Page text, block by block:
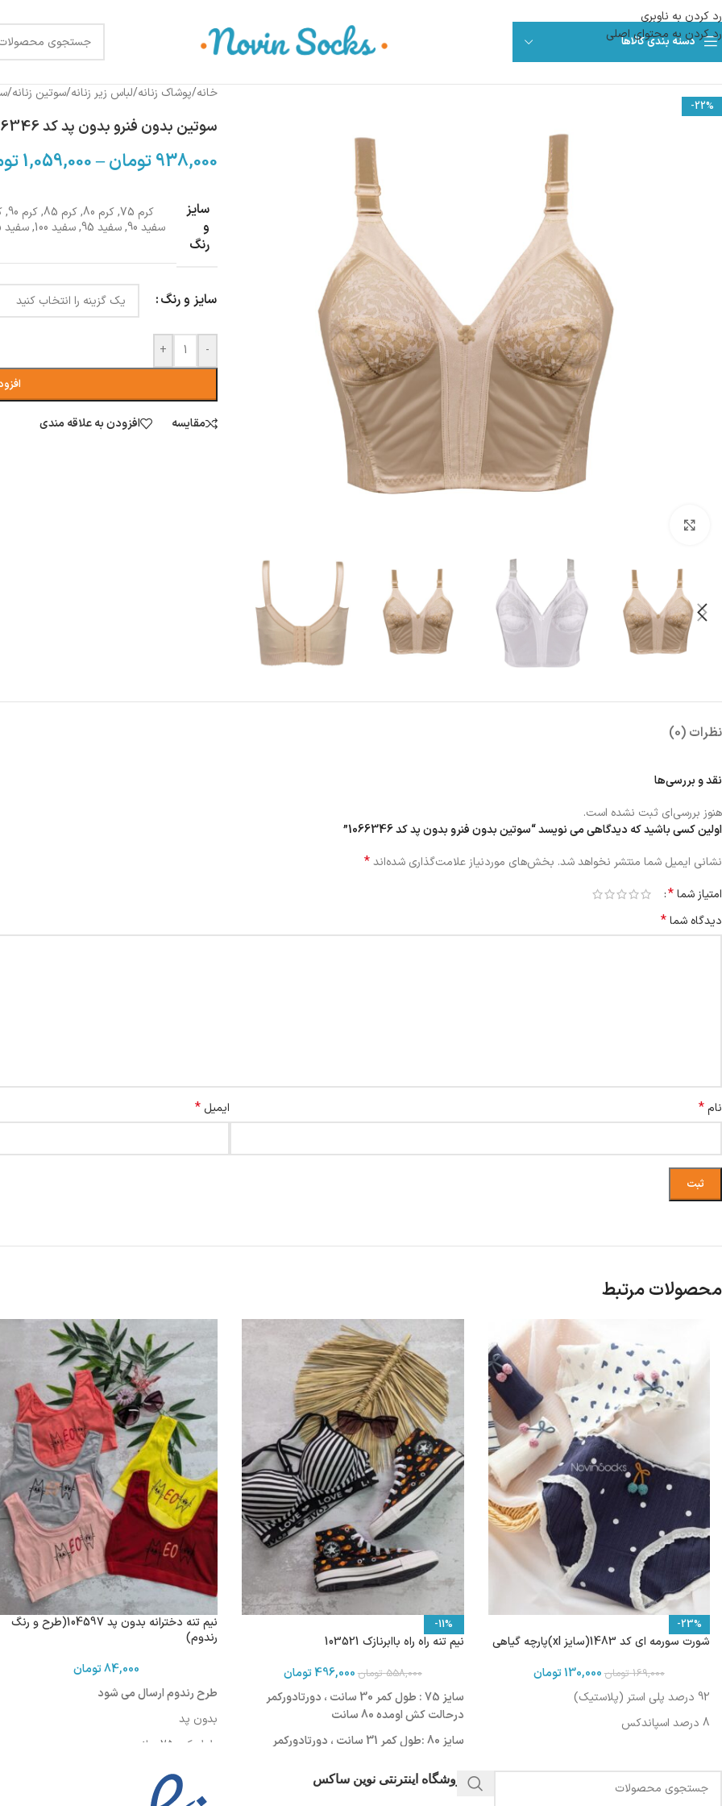
رد کردن به ناوبری
رد کردن به محتوای اصلی
دسته بندی کالاها
-22%
خانه/پوشاک زنانه/لباس زیر زنانه/سوتین زنانه/
سوتین بدون فنرو بدون پد کد 1066346
938,000تومان–
1,059,000
سایز
و
رنگ
کرم 75 ,کرم 80 ,کرم 85 ,کرم 90 ,
سفید 90
,سفید 95 ,سفید 100 ,سفید 105
سایز و رنگ
-
+
مقایسه افزودن به علاقه مندی
نظرات (0)
نقد و بررسی‌ها
هنوز بررسی‌ای ثبت نشده است.
اولین کسی باشید که دیدگاهی می نویسد “سوتین بدون فنرو بدون پد کد 1066346”
نشانی ایمیل شما منتشر نخواهد شد. بخش‌های موردنیاز علامت‌گذاری شده‌اند*
امتیاز شما*
دیدگاه شما*
نام* ایمیل *
محصولات مرتبط
-23%
شورت سورمه ای کد 1483(سایز xl)پارچه گیاهی
169,000 تومان 130,000تومان
92 درصد پلی استر (پلاستیک)
8 درصد اسپاندکس
-11%
نیم تنه راه راه باابرنازک 103521
558,000 تومان 496,000تومان
سایز 75 : طول کمر 30 سانت ، دورتادورکمر
درحالت کش اومده 80 سانت
سایز 80 :طول کمر 31 سانت ، دورتادورکمر
سایز 85:طول کمر 32 سانت ، دورتادورکمر
نیم تنه دخترانه بدون پد 104597(طرح و رنگ
رندوم)
84,000تومان
طرح رندوم ارسال می شود
بدون پد
طول کمر:25 سانت
دورتادورکمردرحالت کشیده :68 سانت
فروشگاه اینترنتی نوین ساکس